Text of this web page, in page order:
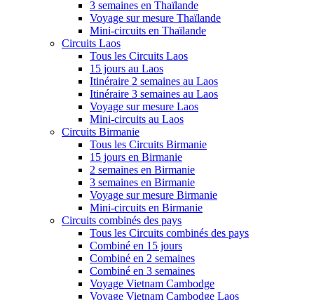
3 semaines en Thaïlande
Voyage sur mesure Thaïlande
Mini-circuits en Thaïlande
Circuits Laos
Tous les Circuits Laos
15 jours au Laos
Itinéraire 2 semaines au Laos
Itinéraire 3 semaines au Laos
Voyage sur mesure Laos
Mini-circuits au Laos
Circuits Birmanie
Tous les Circuits Birmanie
15 jours en Birmanie
2 semaines en Birmanie
3 semaines en Birmanie
Voyage sur mesure Birmanie
Mini-circuits en Birmanie
Circuits combinés des pays
Tous les Circuits combinés des pays
Combiné en 15 jours
Combiné en 2 semaines
Combiné en 3 semaines
Voyage Vietnam Cambodge
Voyage Vietnam Cambodge Laos